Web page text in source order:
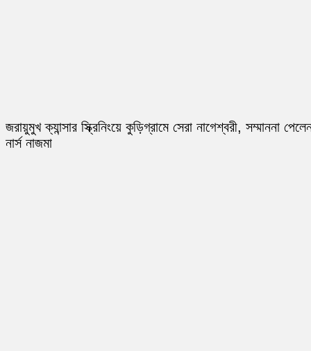
জরায়ুমুখ ক্যান্সার স্ক্রিনিংয়ে কুড়িগ্রামে সেরা নাগেশ্বরী, সম্মাননা
নার্স নাজমা